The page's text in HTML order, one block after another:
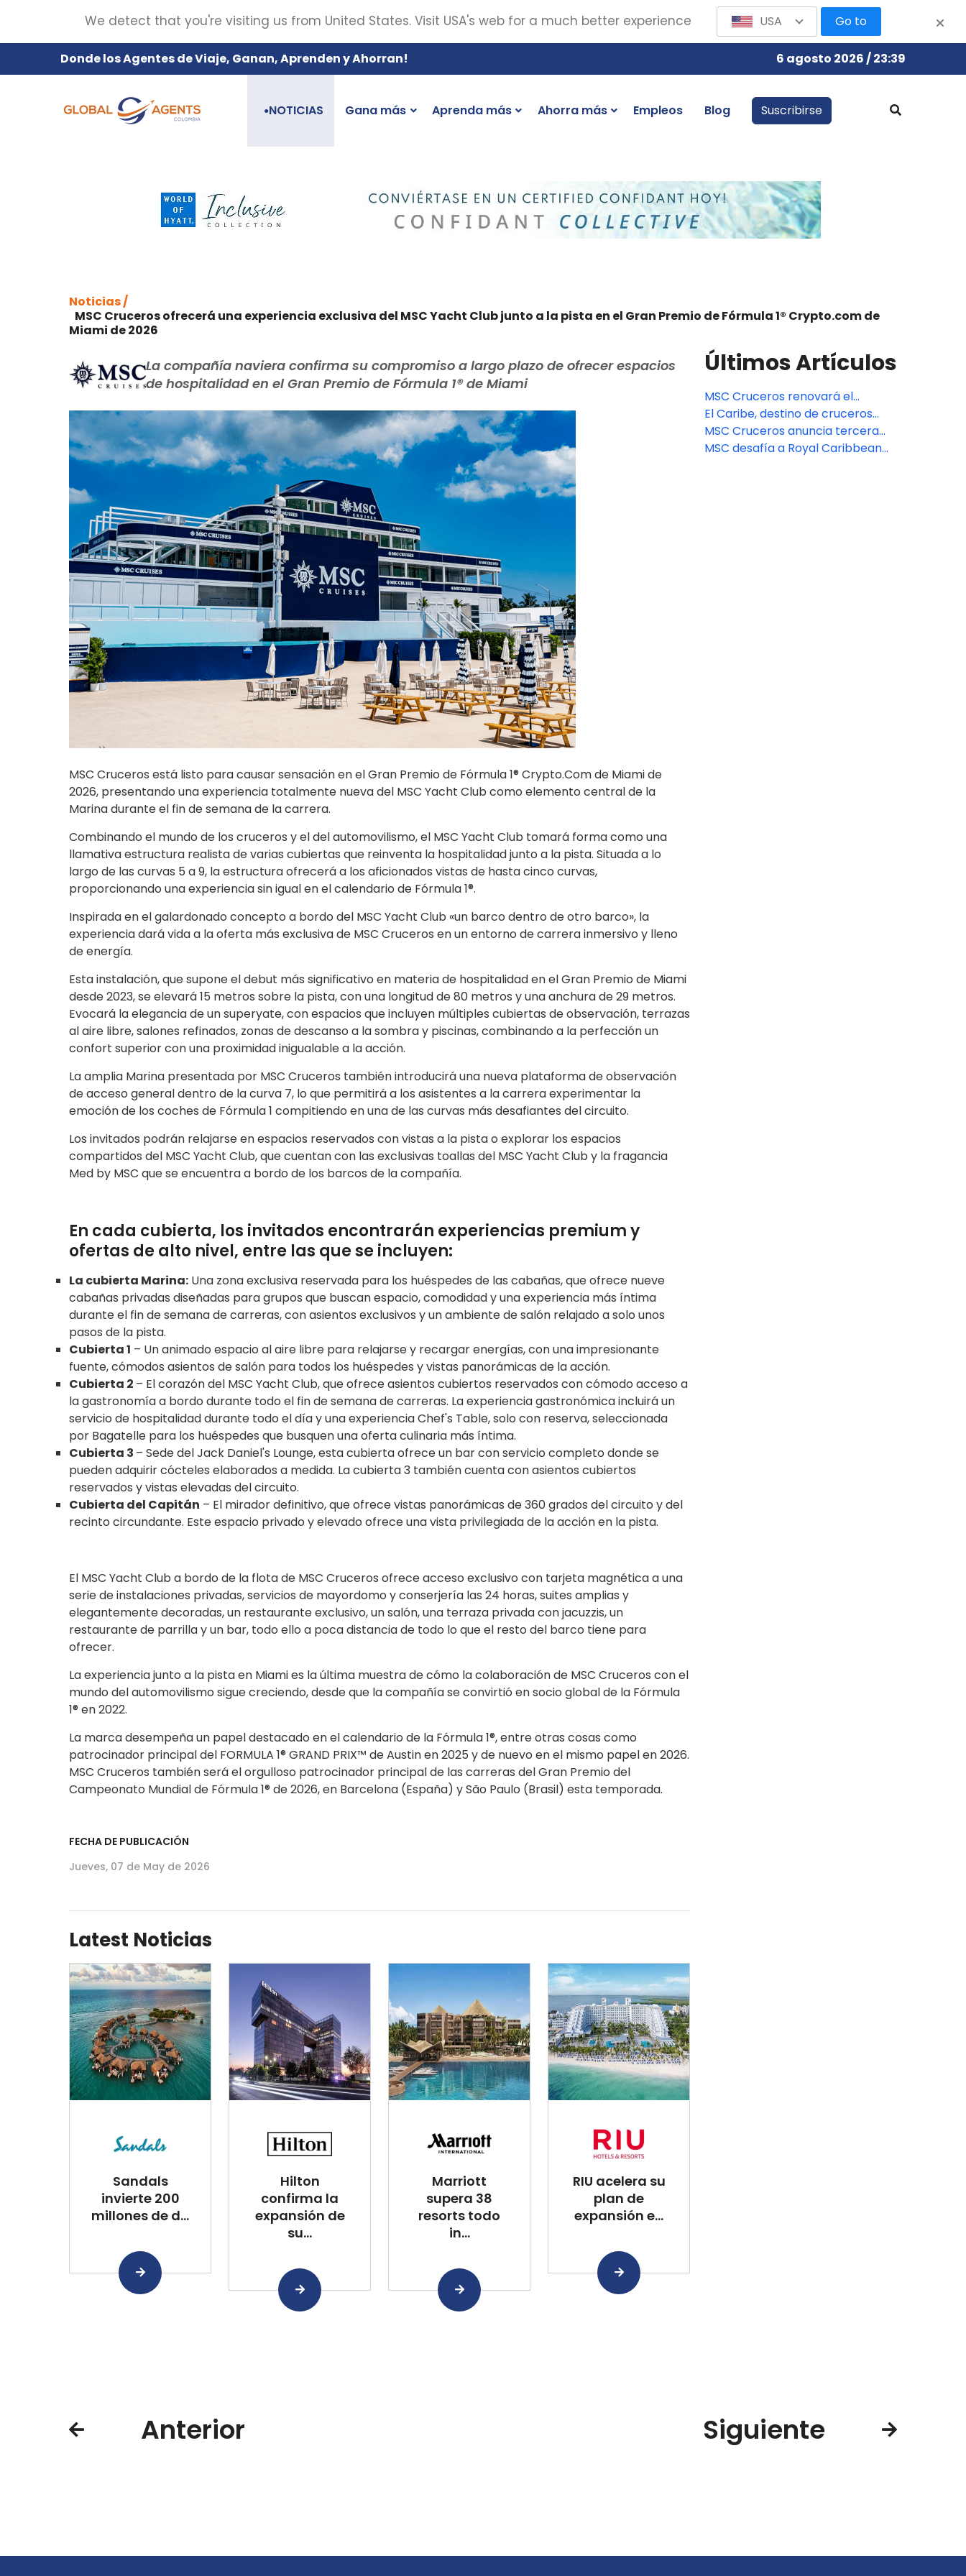
Donde los Agentes de Viaje, Ganan, Aprenden y Ahorran! 6 agosto 2026 / 23:39
●NOTICIAS Gana más Aprenda más Ahorra más Empleos Blog Suscribirse
Noticias /
MSC Cruceros ofrecerá una experiencia exclusiva del MSC Yacht Club junto a la pista en el Gran Premio de Fórmula 1® Crypto.com de
Miami de 2026
La compañía naviera confirma su compromiso a largo plazo de ofrecer espacios
de hospitalidad en el Gran Premio de Fórmula 1® de Miami
MSC Cruceros está listo para causar sensación en el Gran Premio de Fórmula 1® Crypto.Com de Miami de
2026, presentando una experiencia totalmente nueva del MSC Yacht Club como elemento central de la
Marina durante el fin de semana de la carrera.
Combinando el mundo de los cruceros y el del automovilismo, el MSC Yacht Club tomará forma como una
llamativa estructura realista de varias cubiertas que reinventa la hospitalidad junto a la pista. Situada a lo
largo de las curvas 5 a 9, la estructura ofrecerá a los aficionados vistas de hasta cinco curvas,
proporcionando una experiencia sin igual en el calendario de Fórmula 1®.
Inspirada en el galardonado concepto a bordo del MSC Yacht Club «un barco dentro de otro barco», la
experiencia dará vida a la oferta más exclusiva de MSC Cruceros en un entorno de carrera inmersivo y lleno
de energía.
Esta instalación, que supone el debut más significativo en materia de hospitalidad en el Gran Premio de Miami
desde 2023, se elevará 15 metros sobre la pista, con una longitud de 80 metros y una anchura de 29 metros.
Evocará la elegancia de un superyate, con espacios que incluyen múltiples cubiertas de observación, terrazas
al aire libre, salones refinados, zonas de descanso a la sombra y piscinas, combinando a la perfección un
confort superior con una proximidad inigualable a la acción.
La amplia Marina presentada por MSC Cruceros también introducirá una nueva plataforma de observación
de acceso general dentro de la curva 7, lo que permitirá a los asistentes a la carrera experimentar la
emoción de los coches de Fórmula 1 compitiendo en una de las curvas más desafiantes del circuito.
Los invitados podrán relajarse en espacios reservados con vistas a la pista o explorar los espacios
compartidos del MSC Yacht Club, que cuentan con las exclusivas toallas del MSC Yacht Club y la fragancia
Med by MSC que se encuentra a bordo de los barcos de la compañía.
En cada cubierta, los invitados encontrarán experiencias premium y
ofertas de alto nivel, entre las que se incluyen:
La cubierta Marina: Una zona exclusiva reservada para los huéspedes de las cabañas, que ofrece nueve
cabañas privadas diseñadas para grupos que buscan espacio, comodidad y una experiencia más íntima
durante el fin de semana de carreras, con asientos exclusivos y un ambiente de salón relajado a solo unos
pasos de la pista.
Cubierta 1 – Un animado espacio al aire libre para relajarse y recargar energías, con una impresionante
fuente, cómodos asientos de salón para todos los huéspedes y vistas panorámicas de la acción.
Cubierta 2 – El corazón del MSC Yacht Club, que ofrece asientos cubiertos reservados con cómodo acceso a
la gastronomía a bordo durante todo el fin de semana de carreras. La experiencia gastronómica incluirá un
servicio de hospitalidad durante todo el día y una experiencia Chef's Table, solo con reserva, seleccionada
por Bagatelle para los huéspedes que busquen una oferta culinaria más íntima.
Cubierta 3 – Sede del Jack Daniel's Lounge, esta cubierta ofrece un bar con servicio completo donde se
pueden adquirir cócteles elaborados a medida. La cubierta 3 también cuenta con asientos cubiertos
reservados y vistas elevadas del circuito.
Cubierta del Capitán – El mirador definitivo, que ofrece vistas panorámicas de 360 grados del circuito y del
recinto circundante. Este espacio privado y elevado ofrece una vista privilegiada de la acción en la pista.
El MSC Yacht Club a bordo de la flota de MSC Cruceros ofrece acceso exclusivo con tarjeta magnética a una
serie de instalaciones privadas, servicios de mayordomo y conserjería las 24 horas, suites amplias y
elegantemente decoradas, un restaurante exclusivo, un salón, una terraza privada con jacuzzis, un
restaurante de parrilla y un bar, todo ello a poca distancia de todo lo que el resto del barco tiene para
ofrecer.
La experiencia junto a la pista en Miami es la última muestra de cómo la colaboración de MSC Cruceros con el
mundo del automovilismo sigue creciendo, desde que la compañía se convirtió en socio global de la Fórmula
1® en 2022.
La marca desempeña un papel destacado en el calendario de la Fórmula 1®, entre otras cosas como
patrocinador principal del FORMULA 1® GRAND PRIX™ de Austin en 2025 y de nuevo en el mismo papel en 2026.
MSC Cruceros también será el orgulloso patrocinador principal de las carreras del Gran Premio del
Campeonato Mundial de Fórmula 1® de 2026, en Barcelona (España) y São Paulo (Brasil) esta temporada.
FECHA DE PUBLICACIÓN
Jueves, 07 de May de 2026
Latest Noticias
Sandals
invierte 200
millones de d...
Hilton
confirma la
expansión de
su...
Marriott
supera 38
resorts todo
in...
RIU acelera su
plan de
expansión e...
Últimos Artículos
MSC Cruceros renovará el
restaurante MSC Yacht Club en
todos los barcos de la clase
Fantasia
El Caribe, destino de cruceros
favorito de los españoles en 2025
MSC Cruceros anuncia tercera
embarcación en Buenos Aires
MSC desafía a Royal Caribbean
Anterior Siguiente
We detect that you're visiting us from United States. Visit USA's web for a much better experience USA Go to